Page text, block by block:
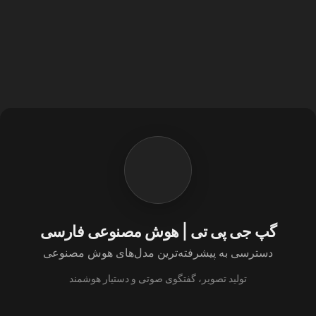
گپ جی پی تی | هوش مصنوعی فارسی
دسترسی به پیشرفته‌ترین مدل‌های هوش مصنوعی
تولید تصویر، گفتگوی صوتی و دستیار هوشمند